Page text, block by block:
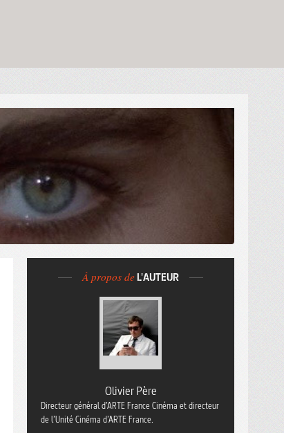
À propos de L'AUTEUR
Olivier Père
Directeur général d’ARTE France Cinéma et directeur
de l’Unité Cinéma d’ARTE France.